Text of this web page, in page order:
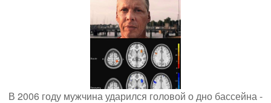
В 2006 году мужчина ударился головой о дно бассейна -